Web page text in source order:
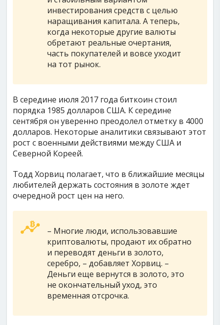
инвестирования средств с целью
наращивания капитала. А теперь,
когда некоторые другие валюты
обретают реальные очертания,
часть покупателей и вовсе уходит
на тот рынок.
В середине июля 2017 года биткоин стоил
порядка 1985 долларов США. К середине
сентября он уверенно преодолел отметку в 4000
долларов. Некоторые аналитики связывают этот
рост с военными действиями между США и
Северной Кореей.
Тодд Хорвиц полагает, что в ближайшие месяцы
любителей держать состояния в золоте ждет
очередной рост цен на него.
– Многие люди, использовавшие
криптовалюты, продают их обратно
и переводят деньги в золото,
серебро, – добавляет Хорвиц. –
Деньги еще вернутся в золото, это
не окончательный уход, это
временная отсрочка.